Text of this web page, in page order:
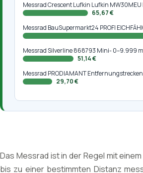
Messrad Crescent Lufkin Lufkin MW30MEU
65,67 €
Messrad BauSupermarkt24 PROFI
Messrad Silverline 868793 Mini- 0–9.999
51,14 €
Messrad PRODIAMANT
29,70 €
Das Messrad ist in der Regel mit
bis zu einer bestimmten Distanz